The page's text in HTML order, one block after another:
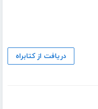
دریافت از کتابراه